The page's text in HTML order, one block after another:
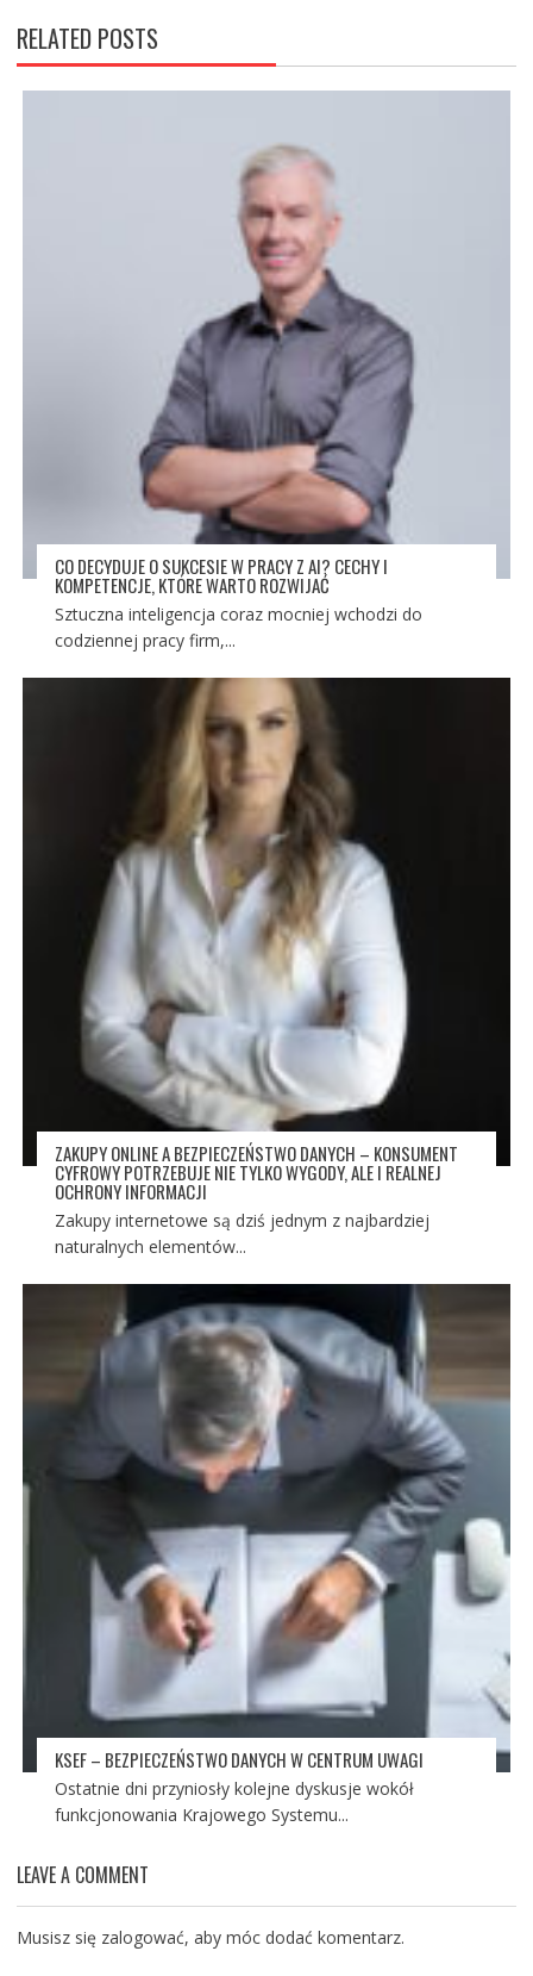
RELATED POSTS
CO DECYDUJE O SUKCESIE W PRACY Z AI? CECHY I
KOMPETENCJE, KTÓRE WARTO ROZWIJAĆ
Sztuczna inteligencja coraz mocniej wchodzi do
codziennej pracy firm,...
ZAKUPY ONLINE A BEZPIECZEŃSTWO DANYCH – KONSUMENT
CYFROWY POTRZEBUJE NIE TYLKO WYGODY, ALE I REALNEJ
OCHRONY INFORMACJI
Zakupy internetowe są dziś jednym z najbardziej
naturalnych elementów...
KSEF – BEZPIECZEŃSTWO DANYCH W CENTRUM UWAGI
Ostatnie dni przyniosły kolejne dyskusje wokół
funkcjonowania Krajowego Systemu...
LEAVE A COMMENT
Musisz się zalogować, aby móc dodać komentarz.